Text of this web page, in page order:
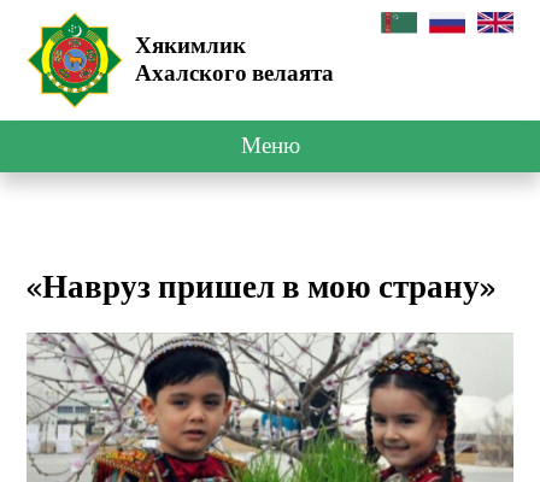
Хякимлик
Ахалского велаята
Меню
«Навруз пришел в мою страну»